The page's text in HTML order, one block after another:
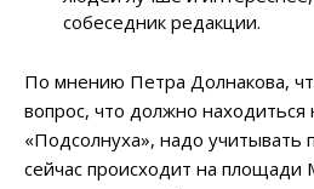
собеседник редакции.
По мнению Петра Долнакова,
вопрос, что должно находиться
«Подсолнуха», надо учитывать
сейчас происходит на площади